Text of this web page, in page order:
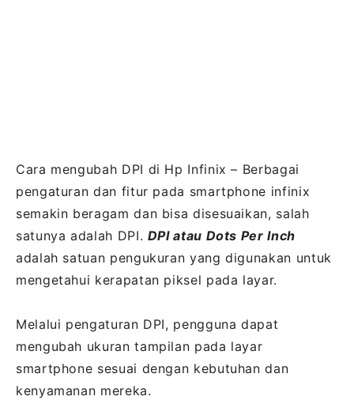
Cara mengubah DPI di Hp Infinix – Berbagai
pengaturan dan fitur pada smartphone infinix
semakin beragam dan bisa disesuaikan, salah
satunya adalah DPI. DPI atau Dots Per Inch
adalah satuan pengukuran yang digunakan untuk
mengetahui kerapatan piksel pada layar.
Melalui pengaturan DPI, pengguna dapat
mengubah ukuran tampilan pada layar
smartphone sesuai dengan kebutuhan dan
kenyamanan mereka.